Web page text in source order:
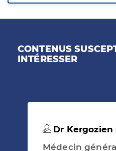
CONTENUS
INTÉRESSER
Dr Kergozien
Médecin